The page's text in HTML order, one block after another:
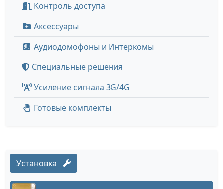
Контроль доступа
Аксессуары
Аудиодомофоны и Интеркомы
Специальные решения
Усиление сигнала 3G/4G
Готовые комплекты
Установка